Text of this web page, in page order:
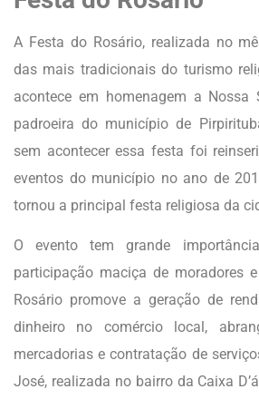
A Festa do Rosário, realizada no
das mais tradicionais do turismo
acontece em homenagem a Nossa
padroeira do município de
sem acontecer essa festa foi
eventos do município no ano de
tornou a principal festa religiosa da
O evento tem grande
participação maciça de moradores
Rosário promove a geração de
dinheiro no comércio local,
mercadorias e contratação de
José, realizada no bairro da Caixa